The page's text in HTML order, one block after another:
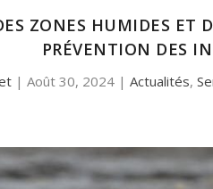
ZONES HUMIDES ET
PRÉVENTION DES
| Août 30, 2024| Actualités,